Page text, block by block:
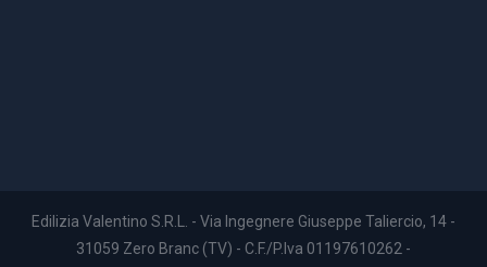
Edilizia Valentino S.R.L. - Via Ingegnere Giuseppe Taliercio, 14 -
31059 Zero Branc (TV) - C.F./P.Iva 01197610262 -